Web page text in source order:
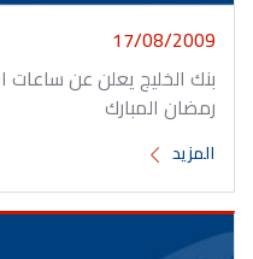
17/08/2009
بنك الخليج يعلن عن
رمضان المبارك
المزيد